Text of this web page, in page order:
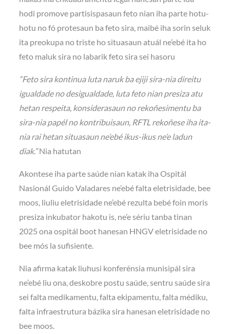
hodi promove partisispasaun feto nian iha parte hotu-
hotu no fó protesaun ba feto sira, maibé iha sorin seluk
ita preokupa no triste ho situasaun atuál ne’ebé ita ho
feto maluk sira no labarik feto sira sei hasoru
“Feto sira kontinua luta naruk ba ejiji sira-nia direitu
igualdade no desigualdade, luta feto nian presiza atu
hetan respeita, konsiderasaun no rekoñesimentu ba
sira-nia papél no kontribuisaun, RFTL rekoñese iha ita-
nia rai hetan situasaun ne’ebé ikus-ikus ne’e ladun
diak.”Nia hatutan
Akontese iha parte saúde nian katak iha Ospitál
Nasionál Guido Valadares ne’ebé falta eletrisidade, bee
moos, liuliu eletrisidade ne’ebé rezulta bebé foin moris
presiza inkubator hakotu is, ne’e sériu tanba tinan
2025 ona ospitál boot hanesan HNGV eletrisidade no
bee mós la sufisiente.
Nia afirma katak liuhusi konferénsia munisipál sira
ne’ebé liu ona, deskobre postu saúde, sentru saúde sira
sei falta medikamentu, falta ekipamentu, falta médiku,
falta infraestrutura bázika sira hanesan eletrisidade no
bee moos.